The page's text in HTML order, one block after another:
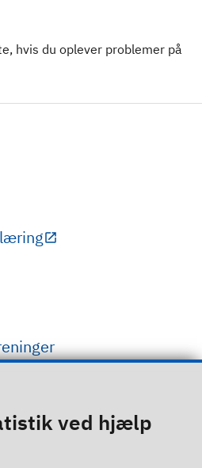
ved hjælp
hvis du oplever problemer på